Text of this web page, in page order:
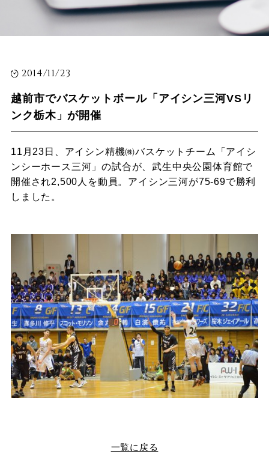
2014/11/23
越前市でバスケットボール「アイシン三河VSリ
ンク栃木」が開催
11月23日、アイシン精機㈱バスケットチーム「アイシ
ンシーホース三河」の試合が、武生中央公園体育館で
開催され2,500人を動員。アイシン三河が75-69で勝利
しました。
一覧に戻る